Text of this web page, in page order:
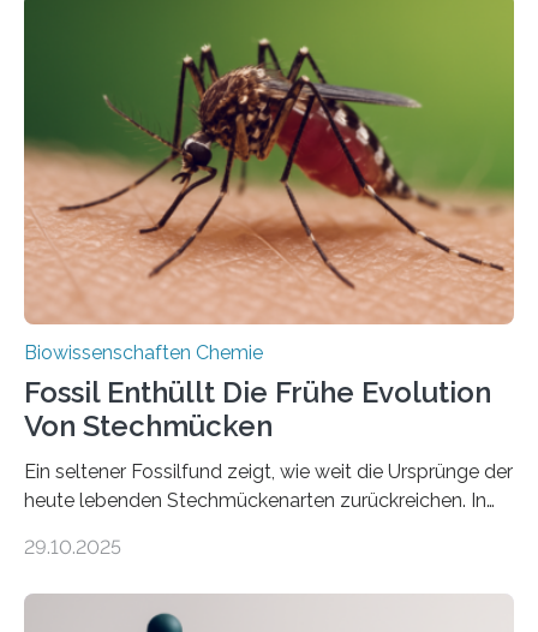
Grünalgen, die vor Hunderten von Millionen Jahren
lebten. Unter den Vorfahren sticht eine Gruppe heraus,
die noch heute in der Natur vorkommt: die
Süßwasseralge Coleochaetophyceae. Einige Arten
dieser Gruppe bilden aus Zellfäden dichte Geflechte
mit scheibenförmiger Gestalt. Was auffällig ist: Die
nächsten…
Biowissenschaften Chemie
Fossil Enthüllt Die Frühe Evolution
Von Stechmücken
Ein seltener Fossilfund zeigt, wie weit die Ursprünge der
heute lebenden Stechmückenarten zurückreichen. In
Forschende die bisher älteste bekannte Stechmücken-
Region Kachin in Myanmar und hat sich in
29.10.2025